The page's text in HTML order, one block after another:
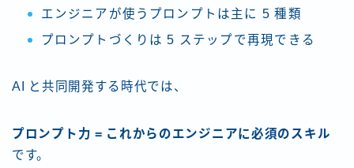
エンジニアが使うプロンプトは主に 5 種類
プロンプトづくりは 5 ステップで再現できる
AI と共同開発する時代では、
プロンプト力 = これからのエンジニアに必須のスキル
です。